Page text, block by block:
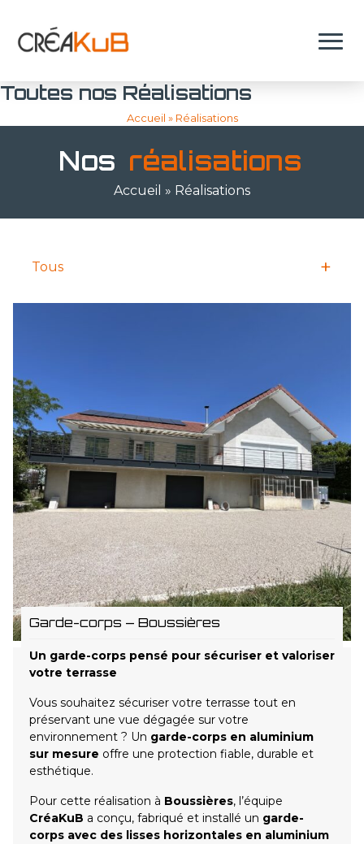
Toutes nos Réalisations
Accueil » Réalisations
Nos réalisations
Accueil » Réalisations
Tous
Garde-corps – Boussières
Un garde-corps pensé pour sécuriser et valoriser
votre terrasse
Vous souhaitez sécuriser votre terrasse tout en
préservant une vue dégagée sur votre
environnement ? Un garde-corps en aluminium
sur mesure offre une protection fiable, durable et
esthétique.
Pour cette réalisation à Boussières, l’équipe
CréaKuB a conçu, fabriqué et installé un garde-
corps avec des lisses horizontales en aluminium